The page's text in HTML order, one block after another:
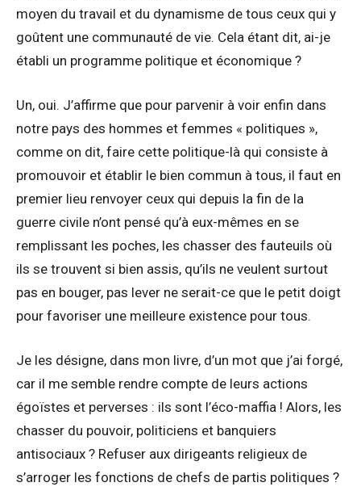
moyen du travail et du dynamisme de tous ceux qui y
goûtent une communauté de vie. Cela étant dit, ai-je
établi un programme politique et économique ?
Un, oui. J’affirme que pour parvenir à voir enfin dans
notre pays des hommes et femmes « politiques »,
comme on dit, faire cette politique-là qui consiste à
promouvoir et établir le bien commun à tous, il faut en
premier lieu renvoyer ceux qui depuis la fin de la
guerre civile n’ont pensé qu’à eux-mêmes en se
remplissant les poches, les chasser des fauteuils où
ils se trouvent si bien assis, qu’ils ne veulent surtout
pas en bouger, pas lever ne serait-ce que le petit doigt
pour favoriser une meilleure existence pour tous.
Je les désigne, dans mon livre, d’un mot que j’ai forgé,
car il me semble rendre compte de leurs actions
égoïstes et perverses : ils sont l’éco-maffia ! Alors, les
chasser du pouvoir, politiciens et banquiers
antisociaux ? Refuser aux dirigeants religieux de
s’arroger les fonctions de chefs de partis politiques ?